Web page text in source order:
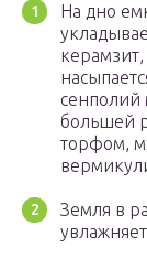
На дно
сенполий
большей
торфом,
Земля в